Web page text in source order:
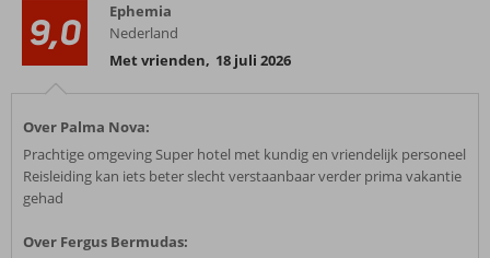
9,0
Ephemia
Nederland
Met vrienden, 18 juli 2026
Over Palma Nova:
Prachtige omgeving Super hotel met kundig en vriendelijk personeel
Reisleiding kan iets beter slecht verstaanbaar verder prima vakantie
gehad
Over Fergus Bermudas: